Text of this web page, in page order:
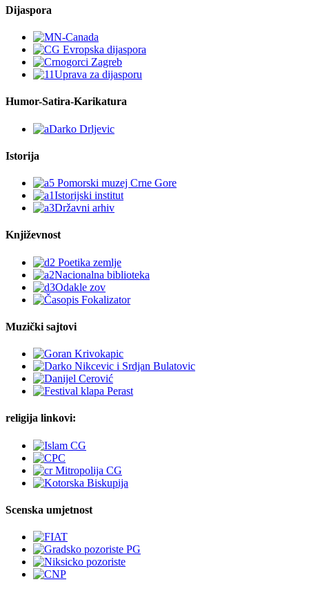
Dijaspora
Humor-Satira-Karikatura
Istorija
Književnost
Muzički sajtovi
religija linkovi:
Scenska umjetnost